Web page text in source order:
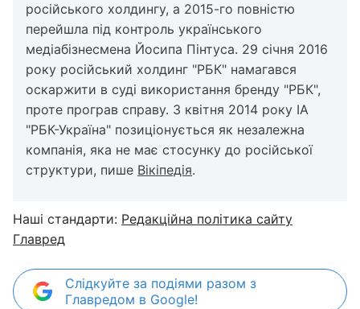
російського холдингу, а 2015-го повністю
перейшла під контроль українського
медіабізнесмена Йосипа Пінтуса. 29 січня 2016
року російський холдинг "РБК" намагався
оскаржити в суді використання бренду "РБК",
проте програв справу. З квітня 2014 року ІА
"РБК-Україна" позиціонується як незалежна
компанія, яка не має стосунку до російської
структури, пише Вікіпедія.
Наші стандарти: Редакційна політика сайту
Главред
Слідкуйте за подіями разом з
Главредом в Google!